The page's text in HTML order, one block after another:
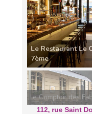
Le Comptoir des
112, rue Saint